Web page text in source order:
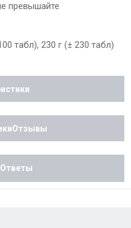
превышайте
табл), 230 г (± 230 табл)